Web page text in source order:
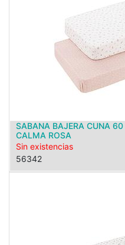
SABANA BAJERA CUNA
CALMA ROSA
Sin existencias
56342